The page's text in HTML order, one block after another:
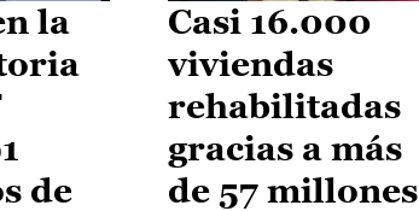
la
de
Casi 16.000
viviendas
rehabilitadas
gracias a más
de 57 millones